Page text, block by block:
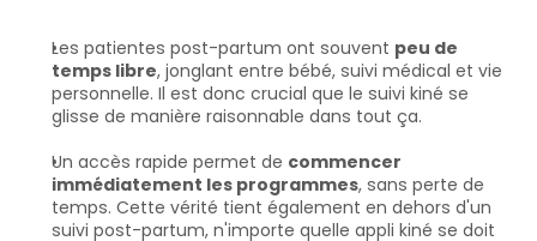
Les patientes post-partum ont souvent peu de
temps libre, jonglant entre bébé, suivi médical et vie
personnelle. Il est donc crucial que le suivi kiné se
glisse de manière raisonnable dans tout ça.
Un accès rapide permet de commencer
immédiatement les programmes, sans perte de
temps. Cette vérité tient également en dehors d'un
suivi post-partum, n'importe quelle appli kiné se doit